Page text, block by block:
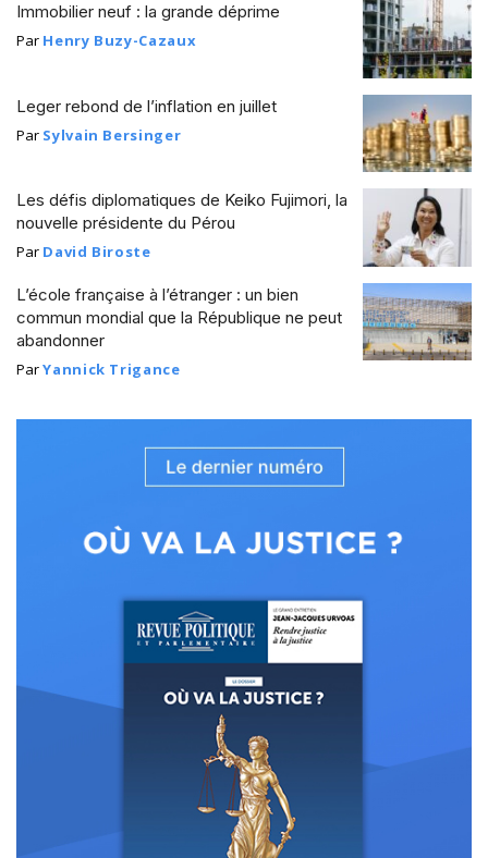
Immobilier neuf : la grande déprime
Par Henry Buzy-Cazaux
Leger rebond de l’inflation en juillet
Par Sylvain Bersinger
Les défis diplomatiques de Keiko Fujimori, la
nouvelle présidente du Pérou
Par David Biroste
L’école française à l’étranger : un bien
commun mondial que la République ne peut
abandonner
ParYannick Trigance